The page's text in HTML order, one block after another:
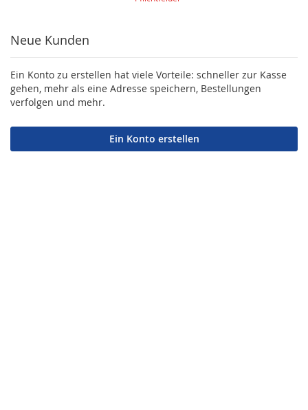
Neue Kunden
Ein Konto zu erstellen hat viele Vorteile: schneller zur Kasse
gehen, mehr als eine Adresse speichern, Bestellungen
verfolgen und mehr.
Ein Konto erstellen